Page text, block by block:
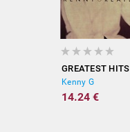
GREATEST HITS
Kenny G
14.24 €